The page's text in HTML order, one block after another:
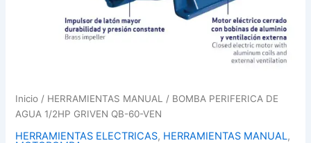
Inicio / HERRAMIENTAS MANUAL / BOMBA PERIFERICA DE
AGUA 1/2HP GRIVEN QB-60-VEN
HERRAMIENTAS ELECTRICAS, HERRAMIENTAS MANUAL,